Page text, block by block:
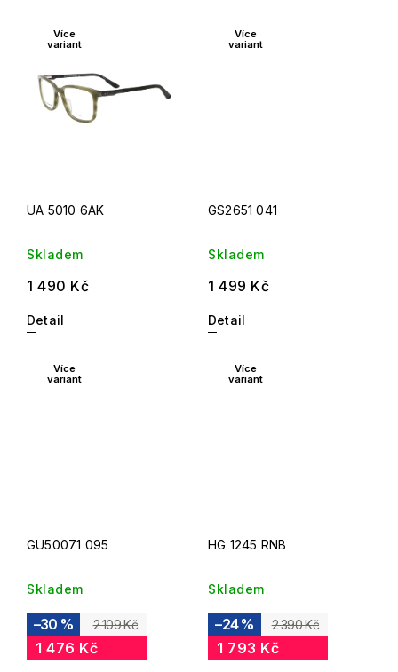
Více
variant
UA 5010 6AK
Skladem
1 490 Kč
Detail
Více
variant
GS2651 041
Skladem
1 499 Kč
Detail
Více
variant
GU50071 095
Skladem
2 109 Kč
–30 %
1 476 Kč
Více
variant
HG 1245 RNB
Skladem
2 390 Kč
–24 %
1 793 Kč